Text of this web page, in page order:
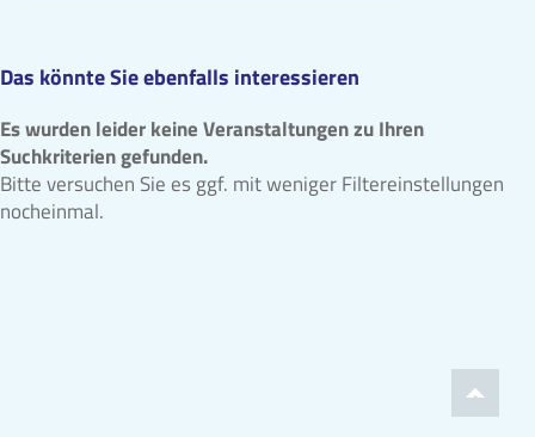
Das könnte Sie ebenfalls interessieren
Es wurden leider keine Veranstaltungen zu Ihren
Suchkriterien gefunden.
Bitte versuchen Sie es ggf. mit weniger Filtereinstellungen
nocheinmal.